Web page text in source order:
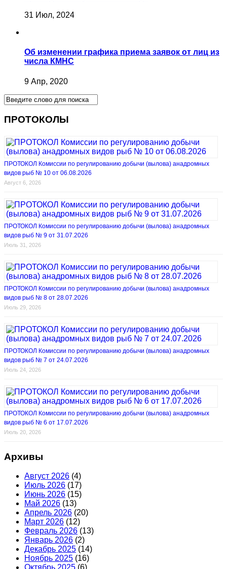
31 Июл, 2024
Об изменении графика приема заявок от лиц из
числа КМНС
9 Апр, 2020
ПРОТОКОЛЫ
ПРОТОКОЛ Комиссии по регулированию добычи (вылова) анадромных
видов рыб № 10 от 06.08.2026
Август 6, 2026
ПРОТОКОЛ Комиссии по регулированию добычи (вылова) анадромных
видов рыб № 9 от 31.07.2026
Июль 31, 2026
ПРОТОКОЛ Комиссии по регулированию добычи (вылова) анадромных
видов рыб № 8 от 28.07.2026
Июль 29, 2026
ПРОТОКОЛ Комиссии по регулированию добычи (вылова) анадромных
видов рыб № 7 от 24.07.2026
Июль 24, 2026
ПРОТОКОЛ Комиссии по регулированию добычи (вылова) анадромных
видов рыб № 6 от 17.07.2026
Июль 20, 2026
Архивы
Август 2026 (4)
Июль 2026 (17)
Июнь 2026 (15)
Май 2026 (13)
Апрель 2026 (20)
Март 2026 (12)
Февраль 2026 (13)
Январь 2026 (2)
Декабрь 2025 (14)
Ноябрь 2025 (16)